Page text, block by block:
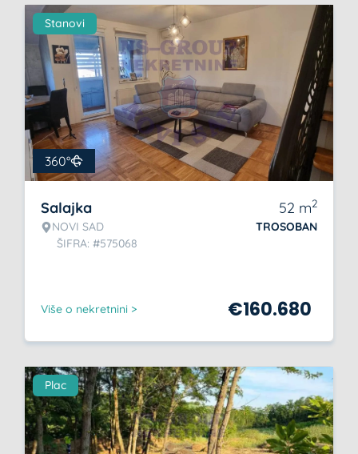
Stanovi
360°
Salajka
NOVI SAD
ŠIFRA: #575068
52 m2
TROSOBAN
Više o nekretnini > €160.680
Plac